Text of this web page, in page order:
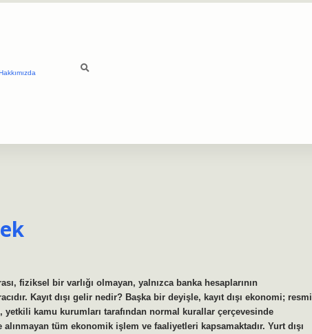
Hakkımızda
fiziksel bir varlığı olmayan, yalnızca banka hesaplarının
Kayıt dışı gelir nedir? Başka bir deyişle, kayıt dışı ekonomi; resmi
kamu kurumları tarafından normal kurallar çerçevesinde
tüm ekonomik işlem ve faaliyetleri kapsamaktadır. Yurt dışı